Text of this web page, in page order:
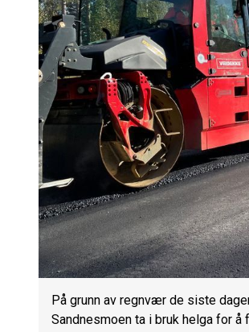
På grunn av regnvær de siste
Sandnesmoen ta i bruk helga for